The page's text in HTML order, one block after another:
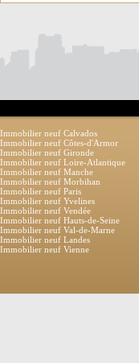
Immobilier neuf Calvados
Immobilier neuf Côtes-d'Armor
Immobilier neuf Gironde
Immobilier neuf Loire-Atlantique
Immobilier neuf Manche
Immobilier neuf Morbihan
Immobilier neuf Paris
Immobilier neuf Yvelines
Immobilier neuf Vendée
Immobilier neuf Hauts-de-Seine
Immobilier neuf Val-de-Marne
Immobilier neuf Landes
Immobilier neuf Vienne